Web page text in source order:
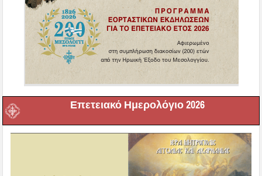
Επετειακό Ημερολόγιο 2026